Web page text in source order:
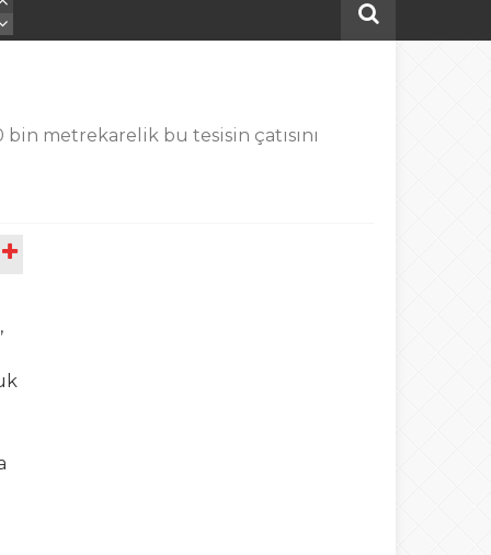
metrekarelik bu tesisin çatısını